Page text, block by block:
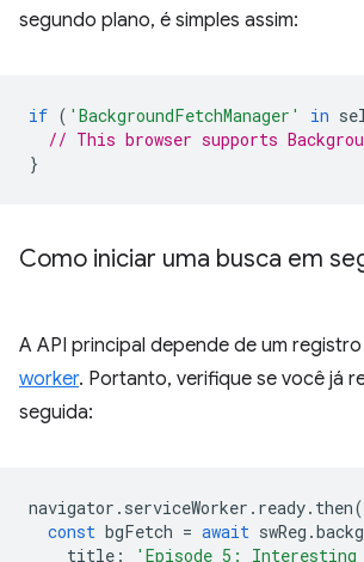
segundo plano, é simples assim:
if ( 'BackgroundFetchManager' in
// This browser supports
}
Como iniciar uma busca em
A API principal depende de um
worker. Portanto, verifique se você já
seguida:
navigator . serviceWorker . ready. then(
const bgFetch = await swReg .
title : 'Episode 5: